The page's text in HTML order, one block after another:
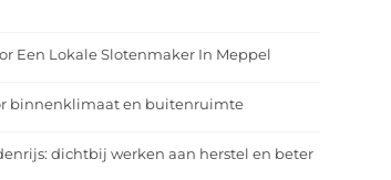
Een Lokale Slotenmaker In Meppel
binnenklimaat en buitenruimte
dichtbij werken aan herstel en beter